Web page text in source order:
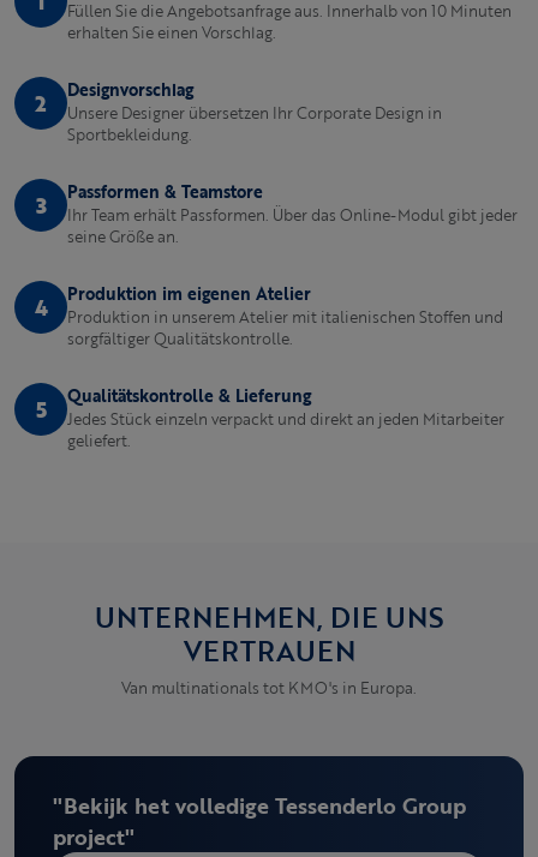
Füllen Sie die Angebotsanfrage aus. Innerhalb von 10 Minuten
erhalten Sie einen Vorschlag.
2 Designvorschlag
Unsere Designer übersetzen Ihr Corporate Design in
Sportbekleidung.
3 Passformen & Teamstore
Ihr Team erhält Passformen. Über das Online-Modul gibt jeder
seine Größe an.
4 Produktion im eigenen Atelier
Produktion in unserem Atelier mit italienischen Stoffen und
sorgfältiger Qualitätskontrolle.
5 Qualitätskontrolle & Lieferung
Jedes Stück einzeln verpackt und direkt an jeden Mitarbeiter
geliefert.
UNTERNEHMEN, DIE UNS
VERTRAUEN
Van multinationals tot KMO's in Europa.
"Bekijk het volledige Tessenderlo Group
project"